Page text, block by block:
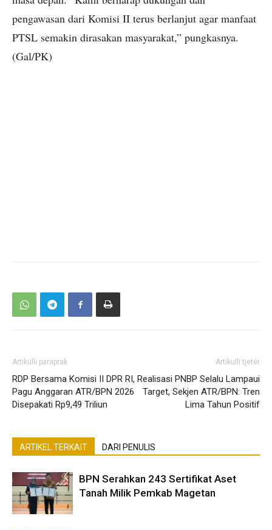
pengawasan dari Komisi II terus berlanjut agar manfaat
PTSL semakin dirasakan masyarakat,” pungkasnya.
(Gal/PK)
Artikulli paraprak
RDP Bersama Komisi II DPR RI,
Pagu Anggaran ATR/BPN 2026
Disepakati Rp9,49 Triliun
Artikulli tjetër
Realisasi PNBP Selalu Lampaui
Target, Sekjen ATR/BPN: Tren
Lima Tahun Positif
ARTIKEL TERKAIT DARI PENULIS
BPN Serahkan 243 Sertifikat Aset
Tanah Milik Pemkab Magetan